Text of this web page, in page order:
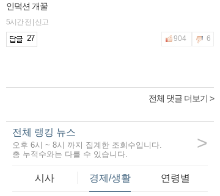
인덕션 개꿀
5시간 전 | 신고
27 904 6
전체 댓글 더보기 >
전체 랭킹 뉴스
오후 6시 ~ 8시 까지 집계한 조회수입니다.
총 누적수와는 다를 수 있습니다.
>
시사 경제/생활 연령별